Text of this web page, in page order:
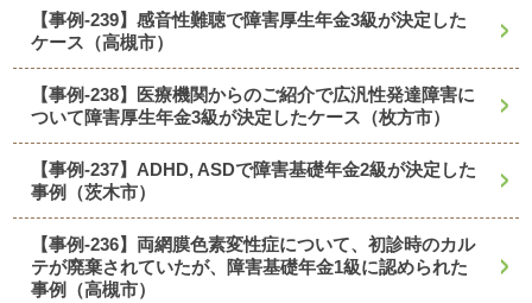
【事例-239】感音性難聴で障害厚生年金3級が決定した
ケース（高槻市）
【事例-238】医療機関からのご紹介で広汎性発達障害に
ついて障害厚生年金3級が決定したケース（枚方市）
【事例-237】ADHD, ASDで障害基礎年金2級が決定した
事例（茨木市）
【事例-236】両網膜色素変性症について、初診時のカル
テが廃棄されていたが、障害基礎年金1級に認められた
事例（高槻市）